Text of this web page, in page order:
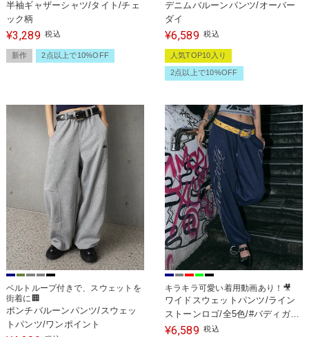
半袖ギャザーシャツ/タイト/チェ
ック柄
¥3,289 税込
新作 2点以上で10%OFF
デニムバルーンパンツ/オーバー
ダイ
¥6,589 税込
人気TOP10入り
2点以上で10%OFF
ベルトループ付きで、スウェットを
街着に🏢
ポンチバルーンパンツ/スウェッ
トパンツ/ワンポイント
キラキラ可愛い着用動画あり！🎥
ワイドスウェットパンツ/ライン
ストーンロゴ/全5色/#バディガー
ル
¥6,589 税込